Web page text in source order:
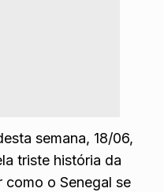
semana, 18/06,
triste história da
como o Senegal se